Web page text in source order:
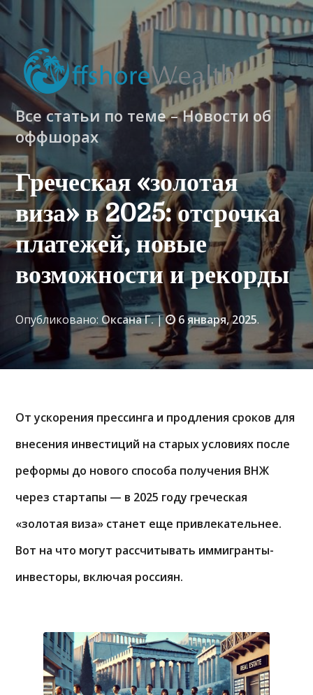
Все статьи по теме – Новости об
оффшорах
Греческая «золотая
виза» в 2025: отсрочка
платежей, новые
возможности и рекорды
Опубликовано: Оксана Г.| 6 января, 2025.
От ускорения прессинга и продления сроков для
внесения инвестиций на старых условиях после
реформы до нового способа получения ВНЖ
через стартапы — в 2025 году греческая
«золотая виза» станет еще привлекательнее.
Вот на что могут рассчитывать иммигранты-
инвесторы, включая россиян.